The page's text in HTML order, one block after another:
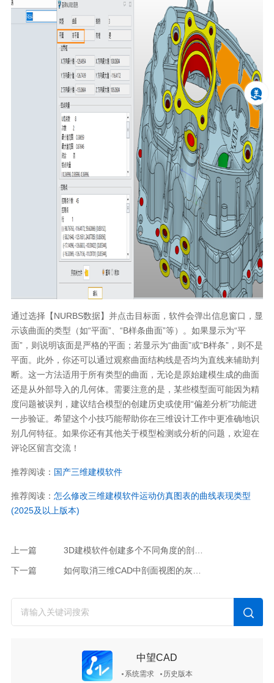
通过选择【NURBS数据】并点击目标面，软件会弹出信息窗口，显
示该曲面的类型（如“平面”、“B样条曲面”等）。如果显示为“平
面”，则说明该面是严格的平面；若显示为“曲面”或“B样条”，则不是
平面。此外，你还可以通过观察曲面结构线是否均为直线来辅助判
断。这一方法适用于所有类型的曲面，无论是原始建模生成的曲面
还是从外部导入的几何体。需要注意的是，某些模型面可能因为精
度问题被误判，建议结合模型的创建历史或使用“偏差分析”功能进
一步验证。希望这个小技巧能帮助你在三维设计工作中更准确地识
别几何特征。如果你还有其他关于模型检测或分析的问题，欢迎在
评论区留言交流！
推荐阅读： 国产三维建模软件
推荐阅读： 怎么修改三维建模软件运动仿真图表的曲线表现类型
(2025及以上版本)
上一篇
下一篇 如何取消三维CAD中剖面视图的灰色显示方框？
中望CAD
系统需求 历史版本